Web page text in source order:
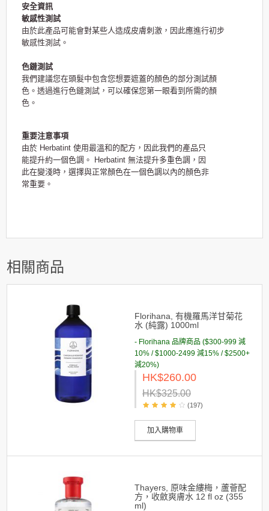
安全資訊
敏感性測試
由於此產品可能會對某些人造成皮膚刺激，因此應進行初步
敏感性測試。
色鏈測試
我們建議您在頭髮中包含您想要遮蓋的顏色的部分測試顏
色。透過進行色鏈測試，可以確保您第一眼看到所需的顏
色。
重要注意事項
由於 Herbatint 使用最溫和的配方，因此我們的產品只
能提升約一個色調。 Herbatint 無法提升多重色調，因
此在變淺時，選擇與正常顏色在一個色調以內的顏色非
常重要。
相關商品
Florihana, 有機羅馬洋甘菊花
水 (純露) 1000ml
- Florihana 品牌商品 ($300-999 減
10% / $1000-2499 減15% / $2500+
減20%)
HK$260.00
HK$325.00
(197)
加入購物車
Thayers, 原味金縷梅，蘆薈配
方，收斂爽膚水 12 fl oz (355
ml)